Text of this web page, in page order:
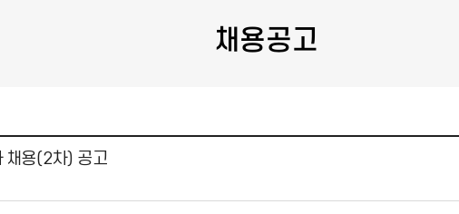
채용공고
채용(2차) 공고